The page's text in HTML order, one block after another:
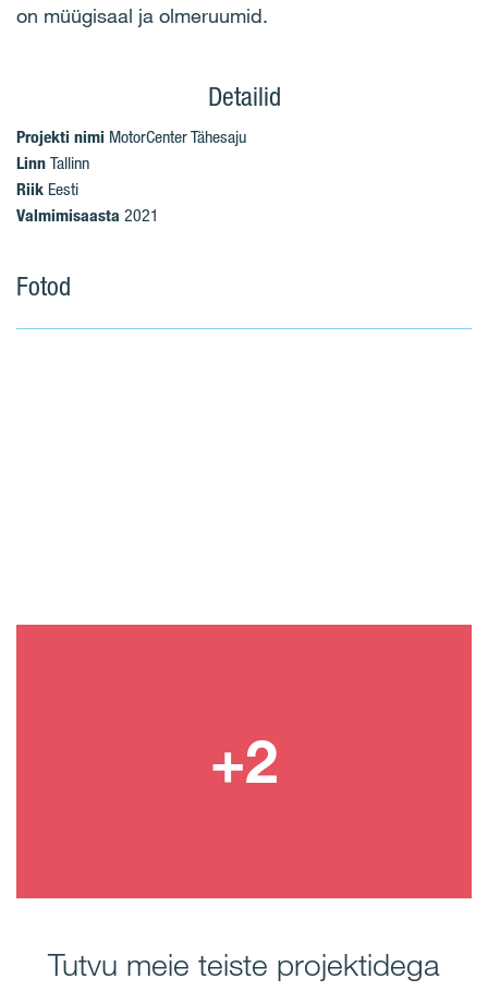
on müügisaal ja olmeruumid.
Detailid
Projekti nimi MotorCenter Tähesaju
Linn Tallinn
Riik Eesti
Valmimisaasta 2021
Fotod
Tutvu meie teiste projektidega